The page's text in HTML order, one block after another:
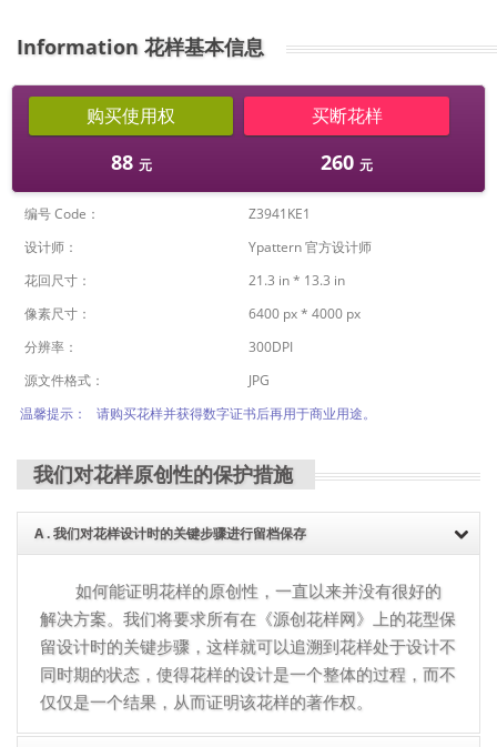
Information 花样基本信息
购买使用权
88 元
买断花样
260元
编号 Code：
Z3941KE1
设计师：
Ypattern 官方设计师
花回尺寸：
21.3 in * 13.3 in
像素尺寸：
6400 px * 4000 px
分辨率：
300DPI
源文件格式：
JPG
温馨提示： 请购买花样并获得数字证书后再用于商业用途。
我们对花样原创性的保护措施
A . 我们对花样设计时的关键步骤进行留档保存
如何能证明花样的原创性，一直以来并没有很好的
解决方案。我们将要求所有在《源创花样网》上的花型保
留设计时的关键步骤，这样就可以追溯到花样处于设计不
同时期的状态，使得花样的设计是一个整体的过程，而不
仅仅是一个结果，从而证明该花样的著作权。